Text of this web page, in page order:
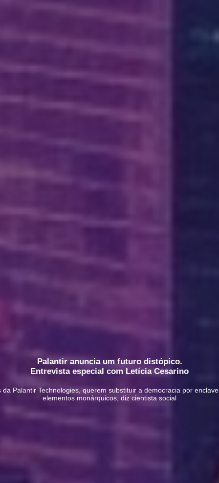
Palantir anuncia um futuro distópico.
Entrevista especial com Letícia Cesarino
Palantir Technologies, querem substituir a democracia por
elementos monárquicos, diz cientista social